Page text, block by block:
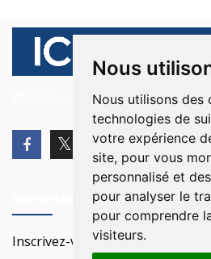
Nous
Nous utilisons des
technologies de
votre expérience
site, pour vous
personnalisé et
pour analyser le
pour comprendre
visiteurs.
© 2026 Ici Beyrouth. Tous les
Inscrivez-vous à notre Newsletter